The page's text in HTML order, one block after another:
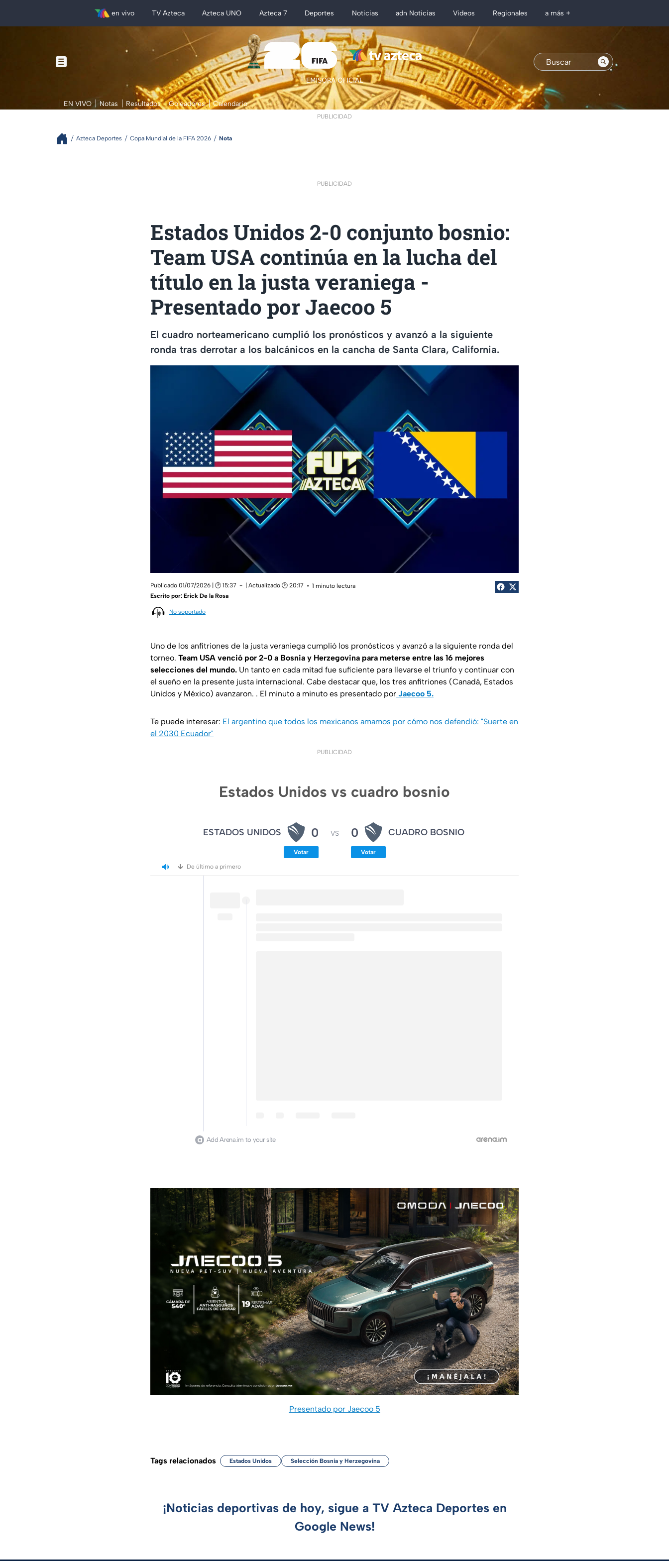
en vivo TV Azteca Azteca UNO Azteca 7 Deportes Noticias adn Noticias Videos Regionales a más +
EN VIVO Notas Resultados Goleadores Calendario
PUBLICIDAD
Azteca Deportes Copa Mundial de la FIFA 2026 Nota
PUBLICIDAD
Estados Unidos 2-0 conjunto bosnio:
Team USA continúa en la lucha del
título en la justa veraniega -
Presentado por Jaecoo 5
El cuadro norteamericano cumplió los pronósticos y avanzó a la siguiente
ronda tras derrotar a los balcánicos en la cancha de Santa Clara, California.
Publicado 01/07/2026 | 🕑 15:37 | Actualizado 🕑 20:17
1 minuto lectura
Escrito por: Erick De la Rosa
No soportado
Uno de los anfitriones de la justa veraniega cumplió los pronósticos y avanzó a la siguiente ronda del
torneo. Team USA venció por 2-0 a Bosnia y Herzegovina para meterse entre las 16 mejores
selecciones del mundo. Un tanto en cada mitad fue suficiente para llevarse el triunfo y continuar con
el sueño en la presente justa internacional. Cabe destacar que, los tres anfitriones (Canadá, Estados
Unidos y México) avanzaron. . El minuto a minuto es presentado por Jaecoo 5.
Te puede interesar: El argentino que todos los mexicanos amamos por cómo nos defendió: "Suerte en
el 2030 Ecuador"
PUBLICIDAD
Estados Unidos vs cuadro bosnio
ESTADOS UNIDOS 0
Votar
VS 0 CUADRO BOSNIO
Votar
De último a primero
Add Arena.im to your site
Presentado por Jaecoo 5
Tags relacionados Estados Unidos Selección Bosnia y Herzegovina
¡Noticias deportivas de hoy, sigue a TV Azteca Deportes en
Google News!